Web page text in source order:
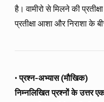
है। वामीरो से मिलने की
प्रतीक्षा आशा और निराशा के
•प्रश्न-अभ्यास (मौखिक)
निम्नलिखित प्रश्नों के उत्तर